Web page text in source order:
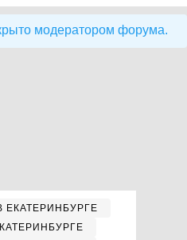
модератором форума.
ЕКАТЕРИНБУРГЕ